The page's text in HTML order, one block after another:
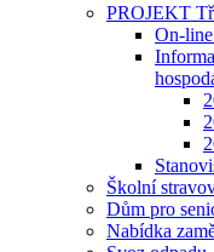
PROJEKT
On-
Školní
Dům pro
Nabídka